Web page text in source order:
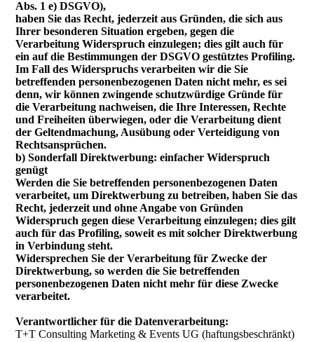
Abs. 1 e) DSGVO),
haben Sie das Recht, jederzeit aus Gründen, die sich aus
Ihrer besonderen Situation ergeben, gegen die
Verarbeitung Widerspruch einzulegen; dies gilt auch für
ein auf die Bestimmungen der DSGVO gestütztes Profiling.
Im Fall des Widerspruchs verarbeiten wir die Sie
betreffenden personenbezogenen Daten nicht mehr, es sei
denn, wir können zwingende schutzwürdige Gründe für
die Verarbeitung nachweisen, die Ihre Interessen, Rechte
und Freiheiten überwiegen, oder die Verarbeitung dient
der Geltendmachung, Ausübung oder Verteidigung von
Rechtsansprüchen.
b) Sonderfall Direktwerbung: einfacher Widerspruch
genügt
Werden die Sie betreffenden personenbezogenen Daten
verarbeitet, um Direktwerbung zu betreiben, haben Sie das
Recht, jederzeit und ohne Angabe von Gründen
Widerspruch gegen diese Verarbeitung einzulegen; dies gilt
auch für das Profiling, soweit es mit solcher Direktwerbung
in Verbindung steht.
Widersprechen Sie der Verarbeitung für Zwecke der
Direktwerbung, so werden die Sie betreffenden
personenbezogenen Daten nicht mehr für diese Zwecke
verarbeitet.
Verantwortlicher für die Datenverarbeitung:
T+T Consulting Marketing & Events UG (haftungsbeschränkt)